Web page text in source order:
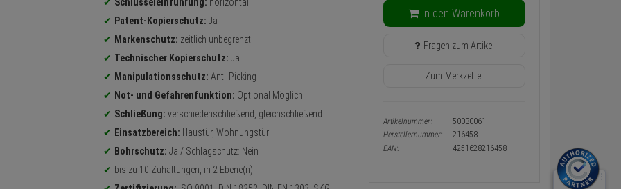
Patent-Kopierschutz: Ja
Markenschutz: zeitlich unbegrenzt
Technischer Kopierschutz: Ja
Manipulationsschutz: Anti-Picking
Not- und Gefahrenfunktion: Optional Möglich
Schließung: verschiedenschließend, gleichschließend
Einsatzbereich: Haustür, Wohnungstür
Bohrschutz: Ja / Schlagschutz: Nein
bis zu 10 Zuhaltungen, in 2 Ebene(n)
In den Warenkorb
Fragen zum Artikel
Zum Merkzettel
Artikelnummer:
50030061
Herstellernummer:
216458
EAN:
4251628216458